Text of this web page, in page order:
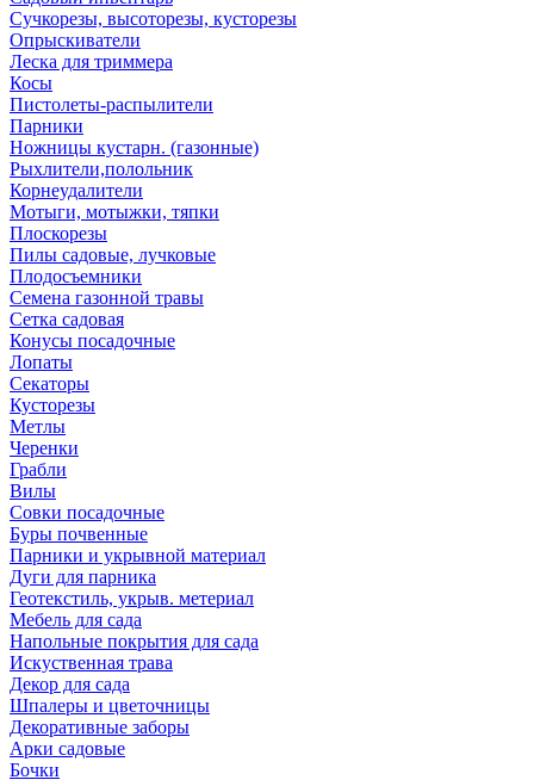
Сучкорезы, высоторезы, кусторезы
Опрыскиватели
Леска для триммера
Косы
Пистолеты-распылители
Парники
Ножницы кустарн. (газонные)
Рыхлители,полольник
Корнеудалители
Мотыги, мотыжки, тяпки
Плоскорезы
Пилы садовые, лучковые
Плодосъемники
Семена газонной травы
Сетка садовая
Конусы посадочные
Лопаты
Секаторы
Кусторезы
Метлы
Черенки
Грабли
Вилы
Совки посадочные
Буры почвенные
Парники и укрывной материал
Дуги для парника
Геотекстиль, укрыв. метериал
Мебель для сада
Напольные покрытия для сада
Искуственная трава
Декор для сада
Шпалеры и цветочницы
Декоративные заборы
Арки садовые
Бочки